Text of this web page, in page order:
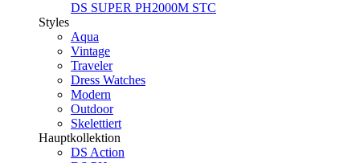
DS SUPER PH2000M STC
Styles
Aqua
Vintage
Traveler
Dress Watches
Modern
Outdoor
Skelettiert
Hauptkollektion
DS Action